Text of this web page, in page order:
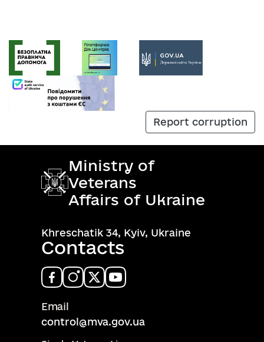
Report corruption
Ministry of
Veterans
Affairs of Ukraine
Khreschatik 34, Kyiv, Ukraine
Contacts
Email
control@mva.gov.ua